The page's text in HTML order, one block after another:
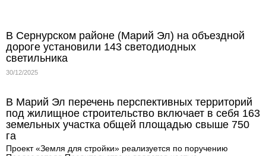
В Сернурском районе (Марий Эл) на объездной
дороге установили 143 светодиодных
светильника
30/12/2025
В Марий Эл перечень перспективных территорий
под жилищное строительство включает в себя 163
земельных участка общей площадью свыше 750
га
Проект «Земля для стройки» реализуется по поручению